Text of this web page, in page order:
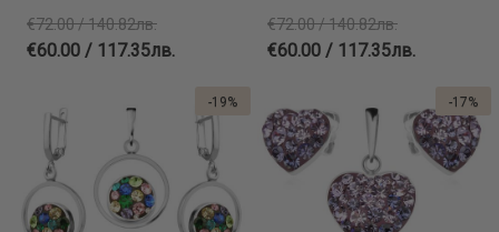
€72.00 / 140.82лв.
€60.00 / 117.35лв.
€72.00 / 140.82лв.
€60.00 / 117.35лв.
-19% -17%